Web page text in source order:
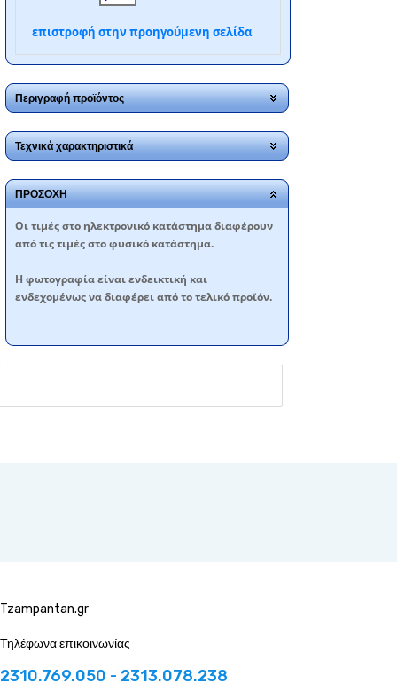
επιστροφή στην προηγούμενη σελίδα
Περιγραφή προϊόντος
Τεχνικά χαρακτηριστικά
ΠΡΟΣΟΧΗ
Oι τιμές στο ηλεκτρονικό κατάστημα διαφέρουν
από τις τιμές στο φυσικό κατάστημα.
Η φωτογραφία είναι ενδεικτική και
ενδεχομένως να διαφέρει από το τελικό προϊόν.
Tzampantan.gr
Τηλέφωνα επικοινωνίας
2310.769.050 - 2313.078.238